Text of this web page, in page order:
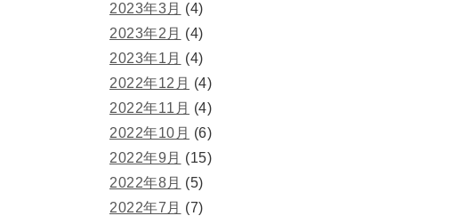
2023年3月 (4)
2023年2月 (4)
2023年1月 (4)
2022年12月 (4)
2022年11月 (4)
2022年10月 (6)
2022年9月 (15)
2022年8月 (5)
2022年7月 (7)